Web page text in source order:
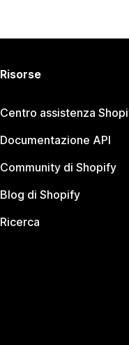
Risorse
Centro assistenza
Documentazione API
Community di Shopify
Blog di Shopify
Ricerca